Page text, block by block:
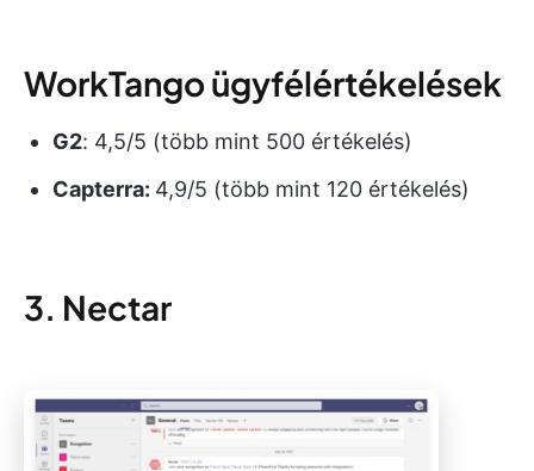
WorkTango ügyfélértékelések
G2: 4,5/5 (több mint 500 értékelés)
Capterra: 4,9/5 (több mint 120 értékelés)
3. Nectar